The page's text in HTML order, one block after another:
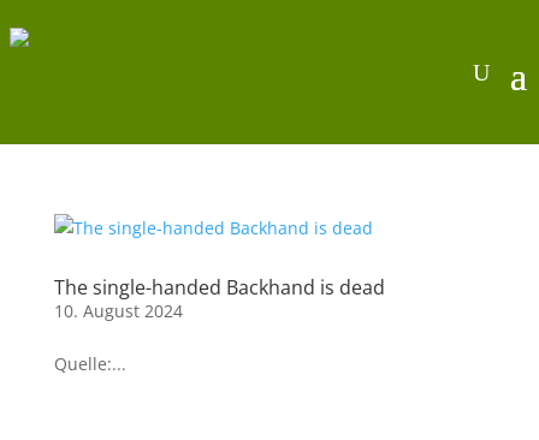
The single-handed Backhand is dead
10. August 2024
Quelle:...